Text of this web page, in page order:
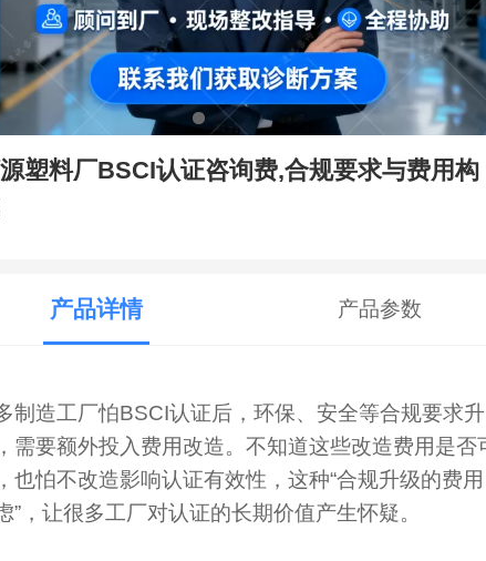
塑料厂BSCI认证咨询费,合规要求与费用构
产品详情 产品参数
制造工厂怕BSCI认证后，环保、安全等合规要求升
需要额外投入费用改造。不知道这些改造费用是否
也怕不改造影响认证有效性，这种“合规升级的费用
”，让很多工厂对认证的长期价值产生怀疑。